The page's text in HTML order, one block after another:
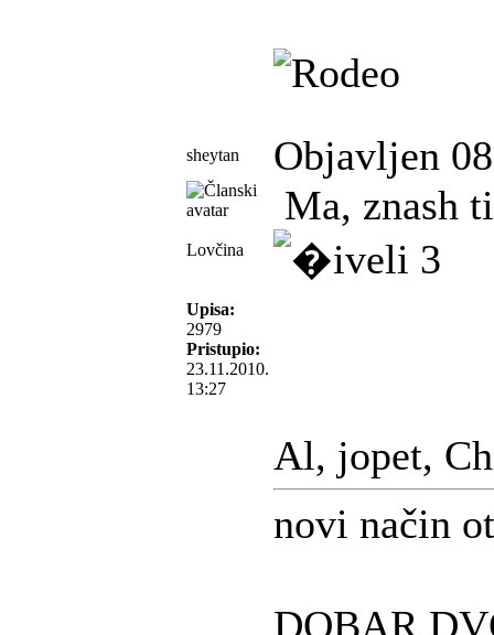
sheytan Objavljen
Lovčina
Upisa:
2979
Pristupio:
23.11.2010.
13:27
Ma, znash
Al, jopet,
novi način
DOBAR